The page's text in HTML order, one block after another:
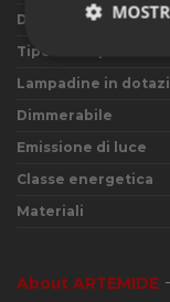
Dimensioni
Tipo di lampadine
Lampadine in
Dimmerabile
Emissione di luce
Classe energetica
Materiali
About ARTEMIDE